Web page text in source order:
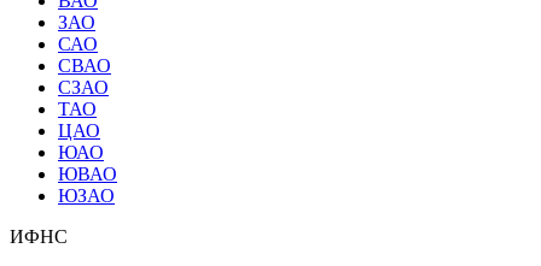
ЗАО
САО
СВАО
СЗАО
ТАО
ЦАО
ЮАО
ЮВАО
ЮЗАО
ИФНС